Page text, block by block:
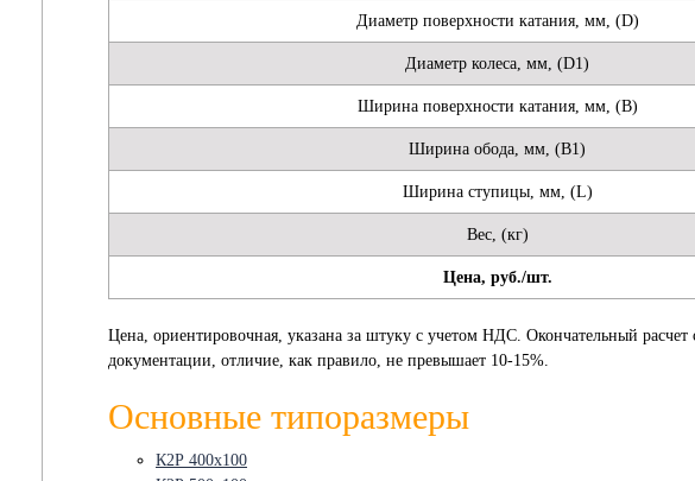
Диаметр поверхности катания, мм, (D)
Диаметр колеса, мм, (D1)
Ширина поверхности катания, мм, (B)
Ширина обода, мм, (B1)
Ширина ступицы, мм, (L)
Вес, (кг)
Цена, руб./шт.
Цена, ориентировочная, указана за штуку с учетом НДС. Окончательный расчет
документации, отличие, как правило, не превышает 10-15%.
Основные типоразмеры
К2Р 400х100